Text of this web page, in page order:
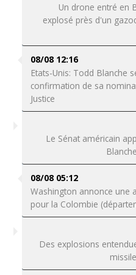
Un drone entré en
explosé près d'un
08/08 12:16
Etats-Unis: Todd Blanche
confirmation de sa
Justice
Le Sénat américain
08/08 05:12
Washington annonce une
pour la Colombie
Des explosions